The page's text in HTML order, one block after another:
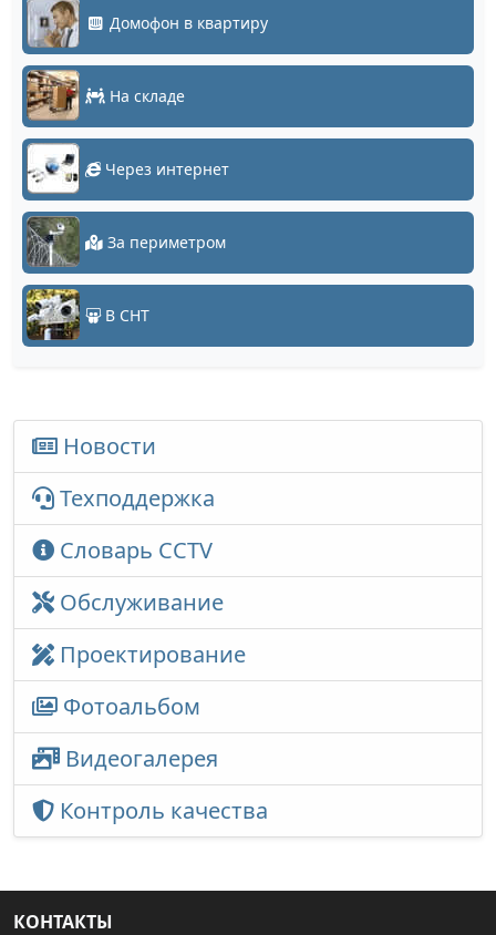
Домофон в квартиру
На складе
Через интернет
За периметром
В СНТ
Новости
Техподдержка
Словарь CCTV
Обслуживание
Проектирование
Фотоальбом
Видеогалерея
Контроль качества
КОНТАКТЫ